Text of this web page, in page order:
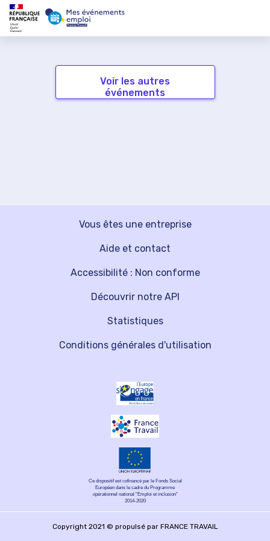
Voir les autres
événements
Vous êtes une entreprise
Découvrir notre API
Aide et contact
Statistiques
Accessibilité : Non conforme
Conditions générales d'utilisation
Ce dispositif est cofinancé par le Fonds Social
Européen dans le cadre du Programme
opérationnel national "Emploi et inclusion"
2014-2020
Copyright 2021 © propulsé par FRANCE TRAVAIL